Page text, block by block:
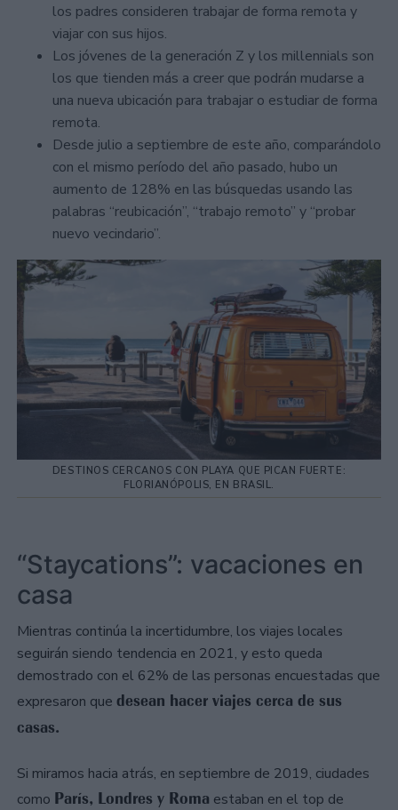
los padres consideren trabajar de forma remota y
viajar con sus hijos.
Los jóvenes de la generación Z y los millennials son
los que tienden más a creer que podrán mudarse a
una nueva ubicación para trabajar o estudiar de forma
remota.
Desde julio a septiembre de este año, comparándolo
con el mismo período del año pasado, hubo un
aumento de 128% en las búsquedas usando las
palabras “reubicación”, “trabajo remoto” y “probar
nuevo vecindario”.
DESTINOS CERCANOS CON PLAYA QUE PICAN FUERTE:
FLORIANÓPOLIS, EN BRASIL.
“Staycations”: vacaciones en
casa
Mientras continúa la incertidumbre, los viajes locales
seguirán siendo tendencia en 2021, y esto queda
demostrado con el 62% de las personas encuestadas que
expresaron que desean hacer viajes cerca de sus
casas.
Si miramos hacia atrás, en septiembre de 2019, ciudades
como París, Londres y Roma estaban en el top de